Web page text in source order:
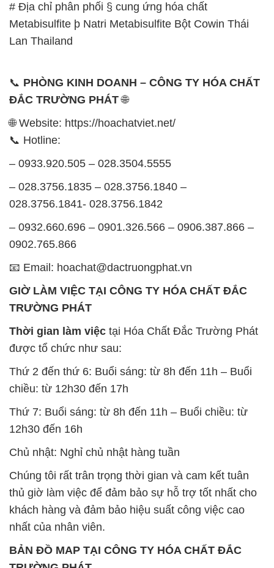
# Địa chỉ phân phối § cung ứng hóa chất
Metabisulfite þ Natri Metabisulfite Bột Cowin Thái
Lan Thailand
📞 PHÒNG KINH DOANH – CÔNG TY HÓA CHẤT
ĐẮC TRƯỜNG PHÁT🌐
🌐 Website: https://hoachatviet.net/
📞 Hotline:
– 0933.920.505 – 028.3504.5555
– 028.3756.1835 – 028.3756.1840 –
028.3756.1841- 028.3756.1842
– 0932.660.696 – 0901.326.566 – 0906.387.866 –
0902.765.866
📧 Email: hoachat@dactruongphat.vn
GIỜ LÀM VIỆC TẠI CÔNG TY HÓA CHẤT ĐẮC
TRƯỜNG PHÁT
Thời gian làm việc tại Hóa Chất Đắc Trường Phát
được tổ chức như sau:
Thứ 2 đến thứ 6: Buổi sáng: từ 8h đến 11h – Buổi
chiều: từ 12h30 đến 17h
Thứ 7: Buổi sáng: từ 8h đến 11h – Buổi chiều: từ
12h30 đến 16h
Chủ nhật: Nghỉ chủ nhật hàng tuần
Chúng tôi rất trân trọng thời gian và cam kết tuân
thủ giờ làm việc để đảm bảo sự hỗ trợ tốt nhất cho
khách hàng và đảm bảo hiệu suất công việc cao
nhất của nhân viên.
BẢN ĐỒ MAP TẠI CÔNG TY HÓA CHẤT ĐẮC